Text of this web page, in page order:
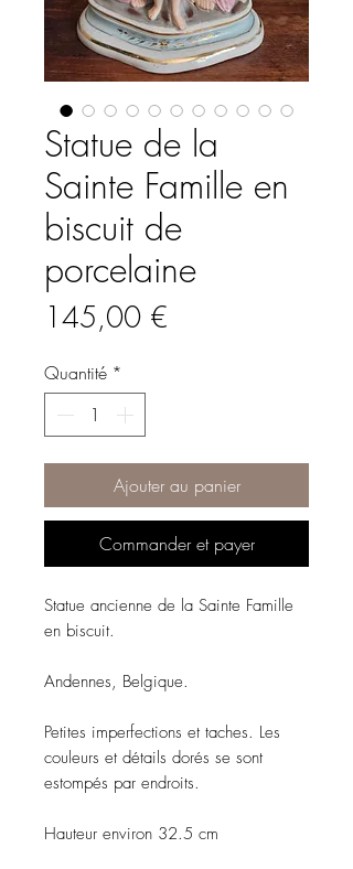
Statue de la
Sainte Famille en
biscuit de
porcelaine
145,00 €
Quantité *
Ajouter au panier
Commander et payer
Statue ancienne de la Sainte Famille
en biscuit.
Andennes, Belgique.
Petites imperfections et taches. Les
couleurs et détails dorés se sont
estompés par endroits.
Hauteur environ 32.5 cm